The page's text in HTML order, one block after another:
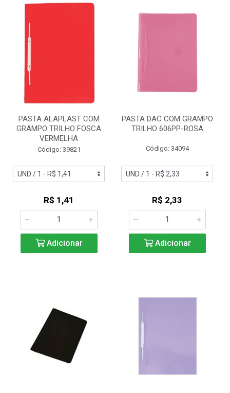
PASTA ALAPLAST COM
GRAMPO TRILHO FOSCA
VERMELHA
Código: 39821
R$ 1,41
Adicionar
PASTA DAC COM GRAMPO
TRILHO 606PP-ROSA
Código: 34094
R$ 2,33
Adicionar